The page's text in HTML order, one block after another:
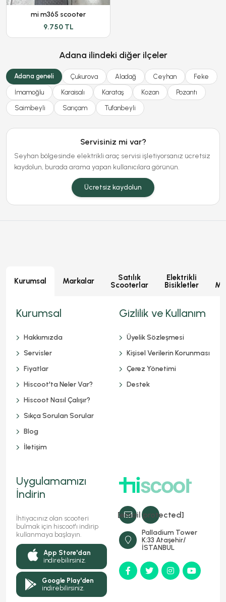
mi m365 scooter
9.750 TL
Adana ilindeki diğer ilçeler
Adana geneli Çukurova Aladağ Ceyhan Feke
İmamoğlu Karaisalı Karataş Kozan Pozantı
Saimbeyli Sarıçam Tufanbeyli
Servisiniz mi var?
Seyhan bölgesinde elektrikli araç servisi işletiyorsanız ücretsiz
kaydolun, burada arama yapan kullanıcılara görünün.
Ücretsiz kaydolun
Kurumsal Markalar
Satılık
Scooterlar
Elektrikli
Bisikletler
[email protected]
Palladium Tower
K:33 Ataşehir/
İSTANBUL
Kurumsal
Hakkımızda
Servisler
Fiyatlar
Hiscoot'ta Neler Var?
Hiscoot Nasıl Çalışır?
Sıkça Sorulan Sorular
Blog
İletişim
Gizlilik ve Kullanım
Üyelik Sözleşmesi
Kişisel Verilerin Korunması
Çerez Yönetimi
Destek
Uygulamamızı
İndirin
İhtiyacınız olan scooteri
bulmak için hiscoot'ı indirip
kullanmaya başlayın.
App Store'dan
indirebilirsiniz.
Google Play'den
indirebilirsiniz.